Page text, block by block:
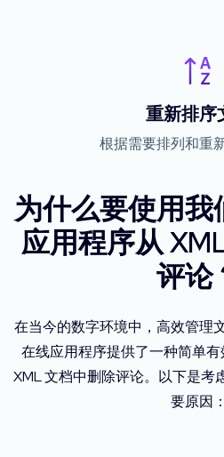
重新排序
根据需要排列和重
为什么要使用
应用程序从
评论
在当今的数字环境中，高效管理
在线应用程序提供了一种简单
XML 文档中删除评论。以下是考
要原因：